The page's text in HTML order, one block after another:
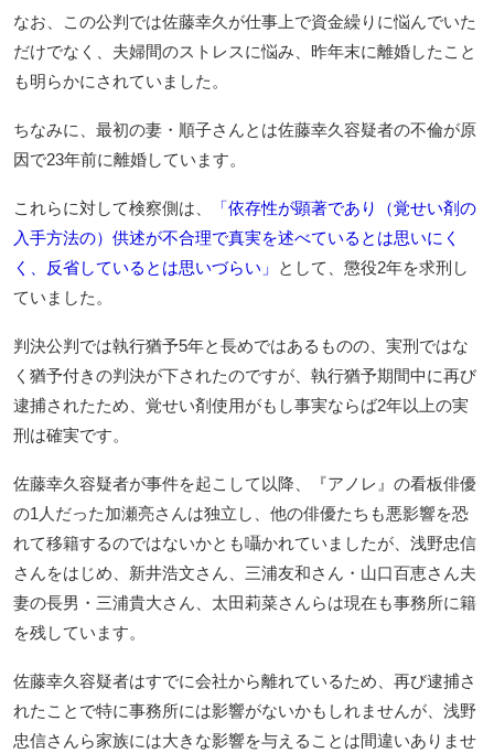
なお、この公判では佐藤幸久が仕事上で資金繰りに悩んでいた
だけでなく、夫婦間のストレスに悩み、昨年末に離婚したこと
も明らかにされていました。
ちなみに、最初の妻・順子さんとは佐藤幸久容疑者の不倫が原
因で23年前に離婚しています。
これらに対して検察側は、
「依存性が顕著であり（覚せい剤の
入手方法の）供述が不合理で真実を述べているとは思いにく
く、反省しているとは思いづらい」
として、懲役2年を求刑し
ていました。
判決公判では執行猶予5年と長めではあるものの、実刑ではな
く猶予付きの判決が下されたのですが、執行猶予期間中に再び
逮捕されたため、覚せい剤使用がもし事実ならば2年以上の実
刑は確実です。
佐藤幸久容疑者が事件を起こして以降、『アノレ』の看板俳優
の1人だった加瀬亮さんは独立し、他の俳優たちも悪影響を恐
れて移籍するのではないかとも囁かれていましたが、浅野忠信
さんをはじめ、新井浩文さん、三浦友和さん・山口百恵さん夫
妻の長男・三浦貴大さん、太田莉菜さんらは現在も事務所に籍
を残しています。
佐藤幸久容疑者はすでに会社から離れているため、再び逮捕さ
れたことで特に事務所には影響がないかもしれませんが、浅野
忠信さんら家族には大きな影響を与えることは間違いありませ